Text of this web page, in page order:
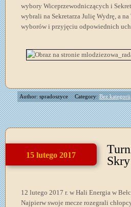
wybory Wiceprzewodniczących i
wybrali na Sekretarza Julię Wydrę, a
wyborów i przyjęciu odpowiednich
Author: spradoszyce Category:Bez kategorii
15 lutego 2017
12 lutego 2017 r. w Hali Energia w
Najpierw swoje mecze rozegrali